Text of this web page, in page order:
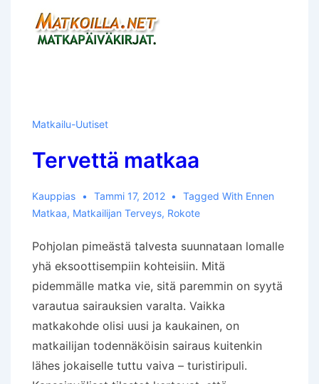
Matkailu-Uutiset
Tervettä matkaa
Kauppias Tammi 17, 2012 Tagged With Ennen
Matkaa, Matkailijan Terveys, Rokote
Pohjolan pimeästä talvesta suunnataan lomalle
yhä eksoottisempiin kohteisiin. Mitä
pidemmälle matka vie, sitä paremmin on syytä
varautua sairauksien varalta. Vaikka
matkakohde olisi uusi ja kaukainen, on
matkailijan todennäköisin sairaus kuitenkin
lähes jokaiselle tuttu vaiva – turistiripuli.